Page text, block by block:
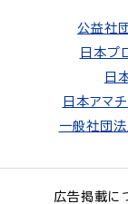
公益社
日本プ
日
日本アマ
一般社団法
広告掲載に